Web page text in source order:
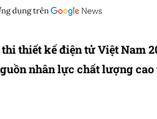
dụng trên
thiết kế điện tử Việt Nam
nhân lực chất lượng